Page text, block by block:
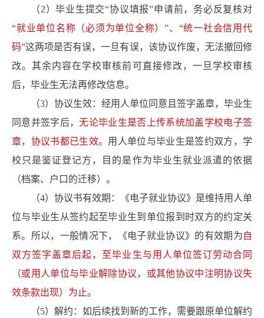
（2）毕业生提交“协议填报”申请前，务必反复核对
“就业单位名称（必须为单位全称）”、“统一社会信用代
码”这两项是否有误，一旦有误，该协议作废，无法撤回修
改。其余内容在学校审核前可直接修改，一旦学校审核
后，毕业生无法再修改信息。
（3）协议生效：经用人单位同意且签字盖章，毕业生
同意并签字后，无论毕业生是否上传系统加盖学校电子签
章，协议书都已生效。 用人单位与毕业生是签约双方，学
校只是鉴证登记方，目的是作为毕业生就业派遣的依据
（档案、户口的迁移）。
（4）协议书有效期：《电子就业协议》是维持用人单
位与毕业生从签约起至毕业生到单位报到时双方的约定关
系。所以，一般情况下，《电子就业协议》的有效期为自
双方签字盖章后起，至毕业生与用人单位签订劳动合同
（或用人单位与毕业解除协议，或其他协议中注明协议失
效条款出现）为止。
（5）解约：如后续找到新的工作，需要跟原单位解约